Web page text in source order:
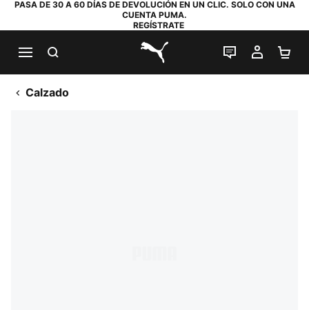
PASA DE 30 A 60 DÍAS DE DEVOLUCIÓN EN UN CLIC. SOLO CON UNA
CUENTA PUMA.
REGÍSTRATE
PUMA.com
CHAT EN
MI
Calzado